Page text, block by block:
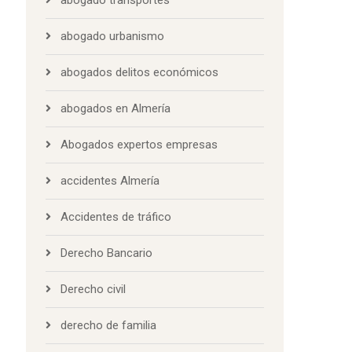
abogado urbanismo
abogados delitos económicos
abogados en Almería
Abogados expertos empresas
accidentes Almería
Accidentes de tráfico
Derecho Bancario
Derecho civil
derecho de familia